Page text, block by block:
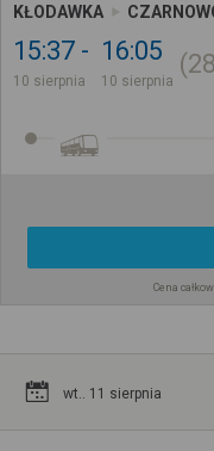
KŁODAWKA
15:37
10 sierpnia
16:05
10 sierpnia
Cena
wt.. 11 sierpnia